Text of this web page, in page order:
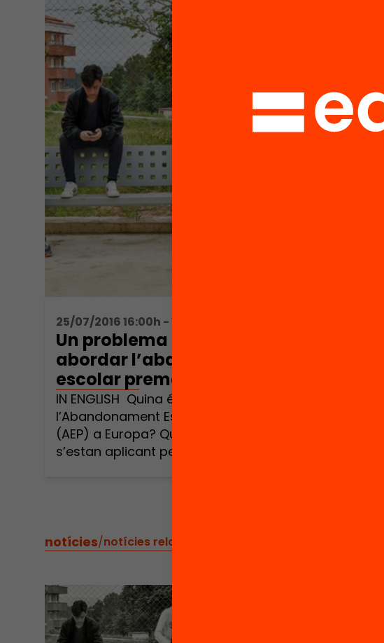
25/07/2016 16:00h - 18:30h
Un problema no resolt: com
abordar l’abandonament
escolar prematur?
IN ENGLISH Quina és la situació de
l’Abandonament Escolar Prematur
(AEP) a Europa? Quines polítiques
s’estan aplicant per a fer-hi front?
l’explicació de l’AEP? El proper 26
d’octubre a les 18.00 h i […]
notícies/notícies relacionades